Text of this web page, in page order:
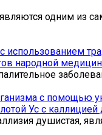
одним из
использованием
народной
с помощью
Ус с
душистая,